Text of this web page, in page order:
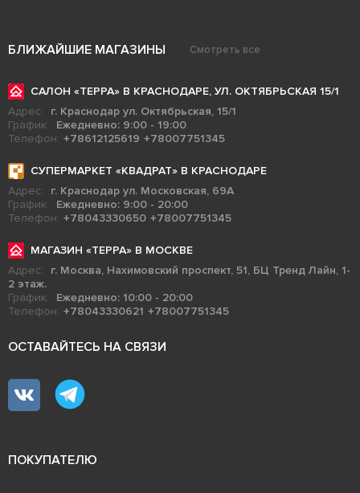
БЛИЖАЙШИЕ МАГАЗИНЫ Смотреть все
САЛОН «ТЕРРА» В КРАСНОДАРЕ, УЛ. ОКТЯБРЬСКАЯ 15/1
Адрес:
г. Краснодар ул. Октябрьская, 15/1
График:
Ежедневно: 9:00 - 19:00
Телефон: +78612125619 +78007751345
СУПЕРМАРКЕТ «КВАДРАТ» В КРАСНОДАРЕ
Адрес:
г. Краснодар ул. Московская, 69А
График:
Ежедневно: 9:00 - 20:00
Телефон: +78043330650 +78007751345
МАГАЗИН «ТЕРРА» В МОСКВЕ
Адрес:
г. Москва, Нахимовский проспект, 51, БЦ Тренд Лайн, 1-
2 этаж.
График:
Ежедневно: 10:00 - 20:00
Телефон: +78043330621 +78007751345
ОСТАВАЙТЕСЬ НА СВЯЗИ
ПОКУПАТЕЛЮ